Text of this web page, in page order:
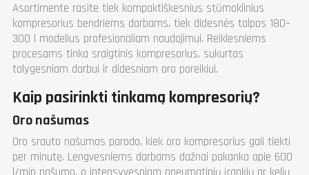
Asortimente rasite tiek kompaktiškesnius stūmoklinius
kompresorius bendriems darbams, tiek didesnės talpos 180–
300 l modelius profesionaliam naudojimui. Reiklesniems
procesams tinka sraigtinis kompresorius, sukurtas
tolygesniam darbui ir didesniam oro poreikiui.
Kaip pasirinkti tinkamą kompresorių?
Oro našumas
Oro srauto našumas parodo, kiek oro kompresorius gali tiekti
per minutę. Lengvesniems darbams dažnai pakanka apie 600